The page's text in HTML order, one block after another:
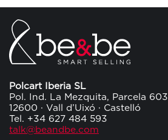
Polcart Iberia SL
Pol. Ind. La Mezquita, Parcela 603
12600 · Vall d’Uixó · Castelló
Tel. +34 627 484 593
talk@beandbe.com